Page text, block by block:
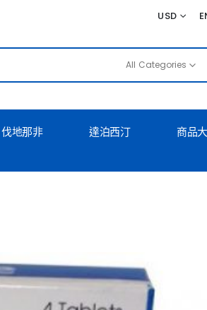
USD
All Categories
伐地那非 達泊西汀 商品